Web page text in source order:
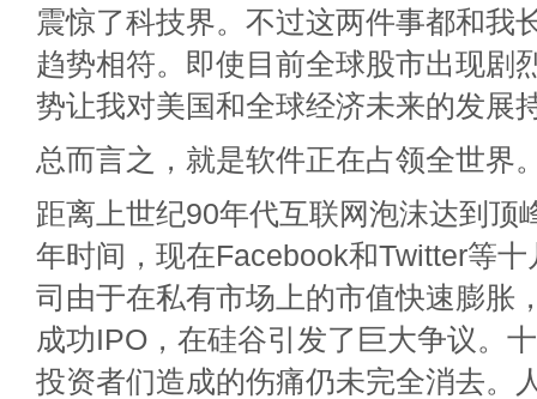
震惊了科技界。不过这两件事都和我
趋势相符。即使目前全球股市出现剧
势让我对美国和全球经济未来的发展
总而言之，就是软件正在占领全世界
距离上世纪90年代互联网泡沫达到顶
年时间，现在Facebook和Twitter等
司由于在私有市场上的市值快速膨胀
成功IPO，在硅谷引发了巨大争议。
投资者们造成的伤痛仍未完全消去。